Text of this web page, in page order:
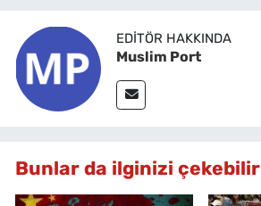
EDITÖR HAKKINDA
Muslim Port
Bunlar da ilginizi çekebilir